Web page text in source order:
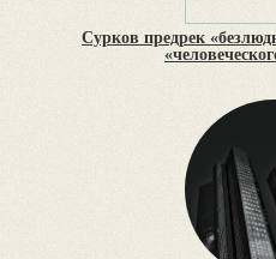
Сурков предрек